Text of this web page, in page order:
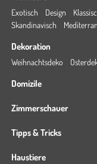
Exotisch Design
Skandinavisch
Mediterran
Dekoration
Weihnachtsdeko
Domizile
Zimmerschauer
Tipps & Tricks
Haustiere